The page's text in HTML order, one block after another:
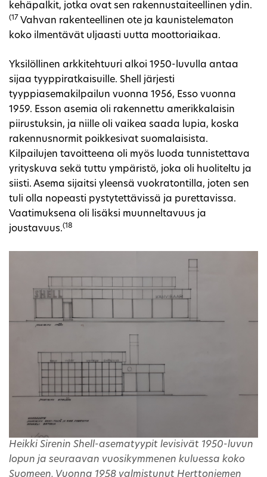
kehäpalkit, jotka ovat sen rakennustaiteellinen ydin.
(17 Vahvan rakenteellinen ote ja kaunistelematon
koko ilmentävät uljaasti uutta moottoriaikaa.
Yksilöllinen arkkitehtuuri alkoi 1950-luvulla antaa
sijaa tyyppiratkaisuille. Shell järjesti
tyyppiasemakilpailun vuonna 1956, Esso vuonna
1959. Esson asemia oli rakennettu amerikkalaisin
piirustuksin, ja niille oli vaikea saada lupia, koska
rakennusnormit poikkesivat suomalaisista.
Kilpailujen tavoitteena oli myös luoda tunnistettava
yrityskuva sekä tuttu ympäristö, joka oli huoliteltu ja
siisti. Asema sijaitsi yleensä vuokratontilla, joten sen
tuli olla nopeasti pystytettävissä ja purettavissa.
Vaatimuksena oli lisäksi muunneltavuus ja
joustavuus.(18
Heikki Sirenin Shell-asematyypit levisivät 1950-luvun
lopun ja seuraavan vuosikymmenen kuluessa koko
Suomeen. Vuonna 1958 valmistunut Herttoniemen